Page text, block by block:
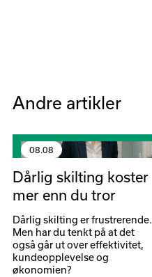
Andre artikler
08.08
Dårlig skilting koster
mer enn du tror
Dårlig skilting er frustrerende.
Men har du tenkt på at det
også går ut over effektivitet,
kundeopplevelse og
økonomien?